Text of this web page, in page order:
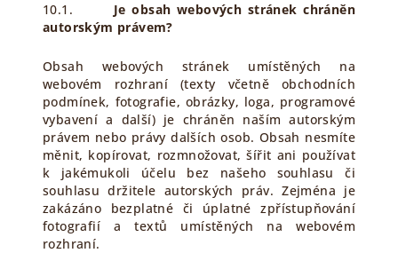
10.1.
Je obsah webových stránek chráněn
autorským právem?
Obsah webových stránek umístěných na
webovém rozhraní (texty včetně obchodních
podmínek, fotografie, obrázky, loga, programové
vybavení a další) je chráněn naším autorským
právem nebo právy dalších osob. Obsah nesmíte
měnit, kopírovat, rozmnožovat, šířit ani používat
k jakémukoli účelu bez našeho souhlasu či
souhlasu držitele autorských práv. Zejména je
zakázáno bezplatné či úplatné zpřístupňování
fotografií a textů umístěných na webovém
rozhraní.